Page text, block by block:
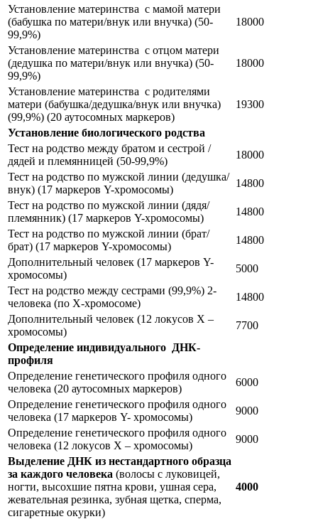
Установление материнства с мамой матери
(бабушка по матери/внук или внучка) (50-
99,9%)
18000
Установление материнства с отцом матери
(дедушка по матери/внук или внучка) (50-
99,9%)
18000
Установление материнства с родителями
матери (бабушка/дедушка/внук или внучка)
(99,9%) (20 аутосомных маркеров)
19300
Установление биологического родства
Тест на родство между братом и сестрой /
дядей и племянницей (50-99,9%)
18000
Тест на родство по мужской линии (дедушка/
внук) (17 маркеров Y-хромосомы)
14800
Тест на родство по мужской линии (дядя/
племянник) (17 маркеров Y-хромосомы)
14800
Тест на родство по мужской линии (брат/
брат) (17 маркеров Y-хромосомы)
14800
Дополнительный человек (17 маркеров Y-
хромосомы)
5000
Тест на родство между сестрами (99,9%) 2-
человека (по Х-хромосоме)
14800
Дополнительный человек (12 локусов Х –
хромосомы)
7700
Определение индивидуального ДНК-
профиля
Определение генетического профиля одного
человека (20 аутосомных маркеров)
6000
Определение генетического профиля одного
человека (17 маркеров Y- хромосомы)
9000
Определение генетического профиля одного
человека (12 локусов Х – хромосомы)
9000
Выделение ДНК из нестандартного образца
за каждого человека (волосы с луковицей,
ногти, высохшие пятна крови, ушная сера,
жевательная резинка, зубная щетка, сперма,
сигаретные окурки)
4000